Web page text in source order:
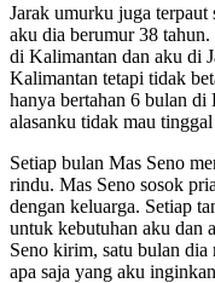
Jarak umurku juga
aku dia berumur 38
di Kalimantan dan aku di
Kalimantan tetapi tidak
hanya bertahan 6 bulan
alasanku tidak mau tinggal
Setiap bulan Mas Seno
rindu. Mas Seno sosok
dengan keluarga. Setiap
untuk kebutuhan aku dan
Seno kirim, satu bulan
apa saja yang aku